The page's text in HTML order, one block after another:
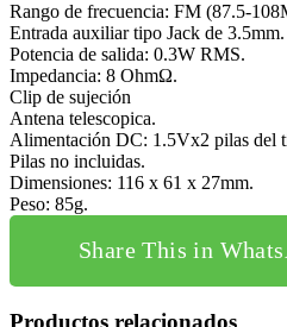
Rango de frecuencia: FM (87.5-
Entrada auxiliar tipo Jack de 3.5mm.
Potencia de salida: 0.3W RMS.
Impedancia: 8 OhmΩ.
Clip de sujeción
Antena telescopica.
Alimentación DC: 1.5Vx2 pilas del
Pilas no incluidas.
Dimensiones: 116 x 61 x 27mm.
Peso: 85g.
Share This in
Productos relacionados